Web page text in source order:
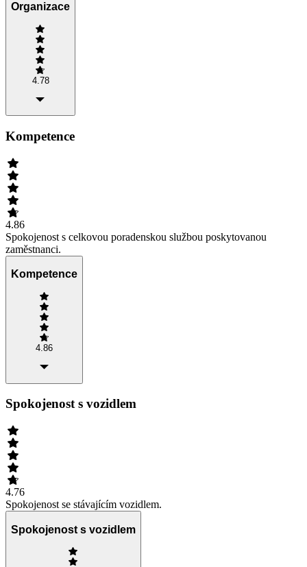
Organizace
4.78
Kompetence
4.86
Spokojenost s celkovou poradenskou službou poskytovanou
zaměstnanci.
Kompetence
4.86
Spokojenost s vozidlem
4.76
Spokojenost se stávajícím vozidlem.
Spokojenost s vozidlem